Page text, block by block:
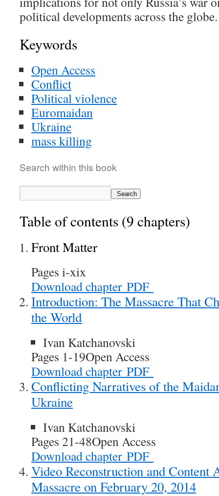
political developments across the globe.
Keywords
Open Access
Conflict
Political violence
Euromaidan
Ukraine
mass killing
Search within this book
Search
Table of contents (9 chapters)
Front Matter
Pages i-xix
Download chapter PDF
Introduction: The Massacre That
the World
Ivan Katchanovski
Pages 1-19Open Access
Download chapter PDF
Conflicting Narratives of the
Ukraine
Ivan Katchanovski
Pages 21-48Open Access
Download chapter PDF
Video Reconstruction and Content
Massacre on February 20, 2014